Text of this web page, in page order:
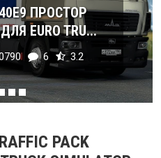
ПРОСТОР
EURO TRU...
6 3.2
PACK